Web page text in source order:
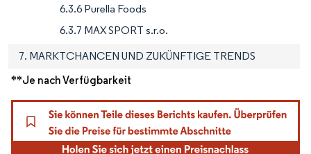
6.3.6 Purella Foods
6.3.7 MAX SPORT s.r.o.
7. MARKTCHANCEN UND ZUKÜNFTIGE TRENDS
**Je nach Verfügbarkeit